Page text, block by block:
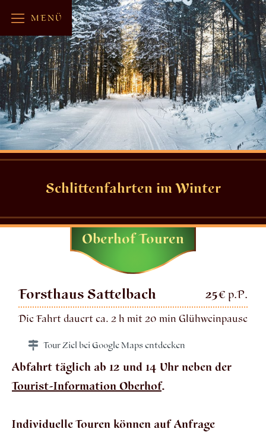
MENÜ
Schlittenfahrten im Winter
Oberhof Touren
Forsthaus Sattelbach 25€ p.P.
Die Fahrt dauertca. 2 h mit 20 min Glühweinpause
Tour Ziel bei Google Maps entdecken
Abfahrt täglich ab 12 und 14 Uhr neben der
Tourist-Information Oberhof.
Individuelle Touren können auf Anfrage